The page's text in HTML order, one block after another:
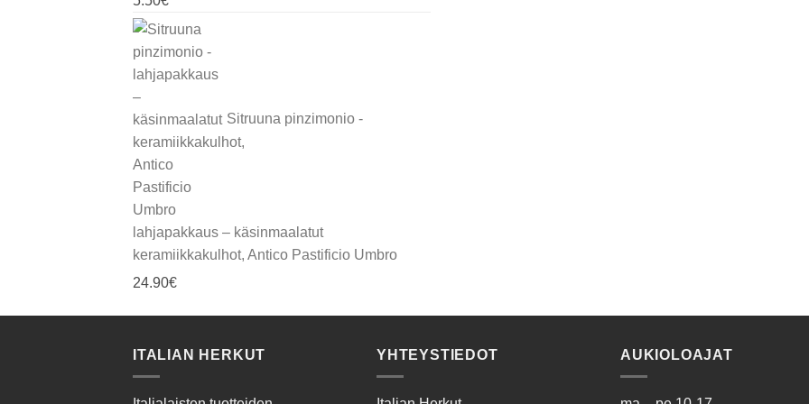
Sitruuna pinzimonio -
lahjapakkaus – käsinmaalatut
keramiikkakulhot, Antico Pastificio Umbro
24.90€
ITALIAN HERKUT YHTEYSTIEDOT AUKIOLOAJAT